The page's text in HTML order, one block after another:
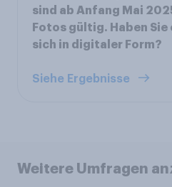
sind ab Anfang Mai
Fotos gültig. Haben Sie
sich in digitaler Form?
Siehe Ergebnisse
Weitere Umfragen